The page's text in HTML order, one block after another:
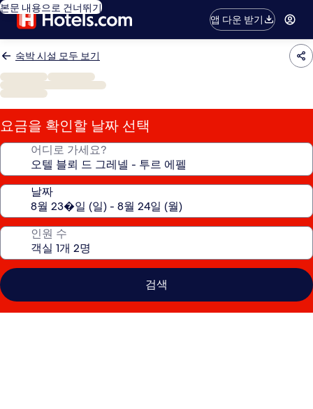
본문 내용으로 건너뛰기
앱 다운 받기
숙박 시설 모두 보기
요금을 확인할 날짜 선택
어디로 가세요?
날짜
인원 수
검색